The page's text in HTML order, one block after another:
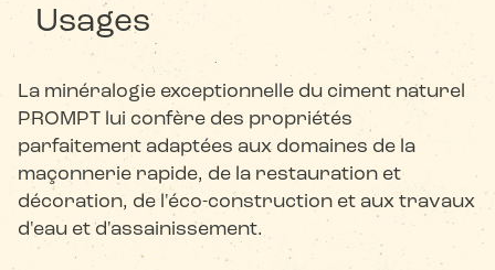
Usages
La minéralogie exceptionnelle du ciment naturel
PROMPT lui confère des propriétés
parfaitement adaptées aux domaines de la
maçonnerie rapide, de la restauration et
décoration, de l'éco-construction et aux travaux
d'eau et d'assainissement.